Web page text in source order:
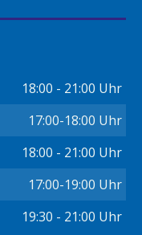
18:00 - 21:00 Uhr
17:00-18:00 Uhr
18:00 - 21:00 Uhr
17:00-19:00 Uhr
19:30 - 21:00 Uhr